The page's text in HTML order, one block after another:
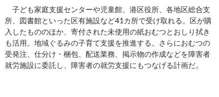
子ども家庭支援センターや児童館、港区役所、各地区総合支
所、図書館といった区有施設など41カ所で受け取れる。区が購
入したもののほか、寄付された未使用の紙おむつとおしり拭き
も活用。地域ぐるみの子育て支援を推進する。さらにおむつの
受発注、仕分け・梱包、配送業務、掲示物の作成などを障害者
就労施設に委託し、障害者の就労支援にもつなげる計画だ。